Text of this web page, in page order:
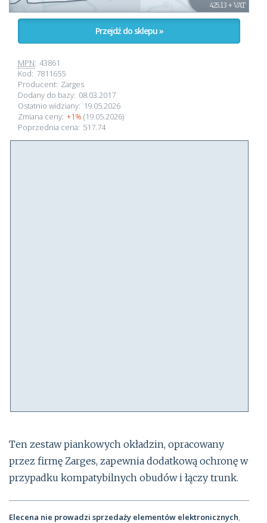
425.13 + VAT
Przejdź do sklepu »
MPN: 43861
Kod: 7811655
Producent: Zarges
Dodany do bazy: 08.03.2017
Ostatnio widziany: 19.05.2026
Zmiana ceny: +1% (19.05.2026)
Poprzednia cena: 517.74
Ten zestaw piankowych okładzin, opracowany
przez firmę Zarges, zapewnia dodatkową ochronę w
przypadku kompatybilnych obudów i łączy trunk.
Elecena nie prowadzi sprzedaży elementów elektronicznych